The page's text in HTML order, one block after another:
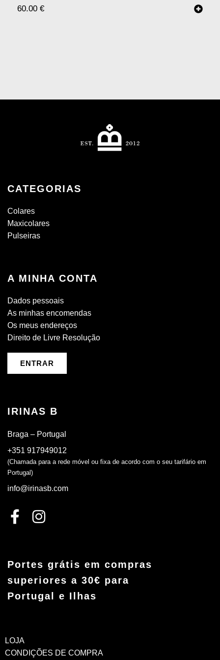
60.00 €
CATEGORIAS
Colares
Maxicolares
Pulseiras
A MINHA CONTA
Dados pessoais
As minhas encomendas
Os meus endereços
Direito de Livre Resolução
ENTRAR
IRINAS B
Braga – Portugal
+351 917949012
(Chamada para a rede móvel ou fixa de acordo com o seu tarifário em
Portugal)
info@irinasb.com
Portes grátis em compras
superiores a 30€ para
Portugal e Ilhas
LOJA
CONDIÇÕES DE COMPRA